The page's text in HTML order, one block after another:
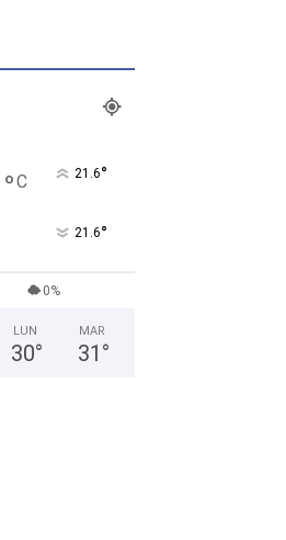
°C 21.6°
21.6°
0%
LUN
30°
MAR
31 °